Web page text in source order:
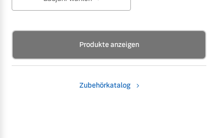
Produkte anzeigen
Zubehörkatalog